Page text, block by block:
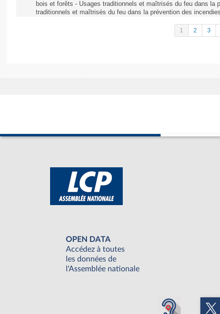
bois et forêts - Usages traditionnels et maîtrisés du feu dans la
traditionnels et maîtrisés du feu dans la prévention des
1 2 3
OPEN DATA
Accédez à toutes
les données de
l'Assemblée nationale